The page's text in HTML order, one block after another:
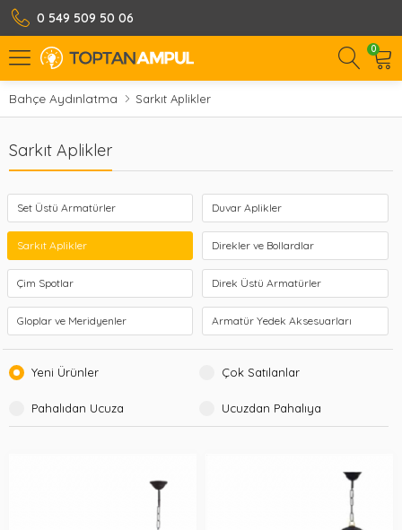
0 549 509 50 06
0
Bahçe Aydınlatma Sarkıt Aplikler
Sarkıt Aplikler
Set Üstü Armatürler Duvar Aplikler
Sarkıt Aplikler Direkler ve Bollardlar
Çim Spotlar Direk Üstü Armatürler
Gloplar ve Meridyenler Armatür Yedek Aksesuarları
Yeni Ürünler Çok Satılanlar
Pahalıdan Ucuza Ucuzdan Pahalıya